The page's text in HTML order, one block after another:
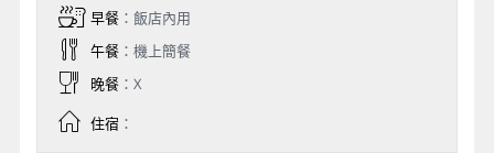
早餐：飯店內用
午餐：機上簡餐
晚餐：X
住宿：